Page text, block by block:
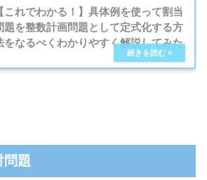
【これでわかる！】具体例を使って割当
題を整数計画問題として定式化する方
をなるべくわかりやすく解説してみた
問題